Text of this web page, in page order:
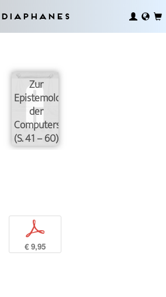
Diaphanes
Zur
Epistemologie
der
Computersimulation
(S. 41 – 60)
p
€ 9,95